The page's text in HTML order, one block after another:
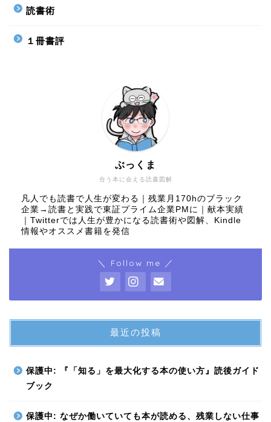
読書術
１冊書評
合う本に会える読書図解
ぶっくま
凡人でも読書で人生が変わる｜残業月170hのブラック
企業→読書と実践で東証プライム企業PMに｜献本実績
｜Twitterでは人生が豊かになる読書術や図解、Kindle
情報やオススメ書籍を発信
＼ Follow me ／
最近の投稿
保護中: 『「知る」を最大化する本の使い方』読後ガイド
ブック
保護中: なぜか働いていても本が読める、残業しない仕事